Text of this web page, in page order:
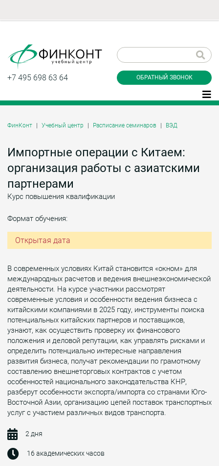
+7 495 698 63 64 ОБРАТНЫЙ ЗВОНОК
ФинКонт Учебный центр Расписание семинаров ВЭД
Импортные операции с Китаем:
организация работы с азиатскими
партнерами
Курс повышения квалификации
Формат обучения:
Открытая дата
В современных условиях Китай становится «окном» для
международных расчетов и ведения внешнеэкономической
деятельности. На курсе участники рассмотрят
современные условия и особенности ведения бизнеса с
китайскими компаниями в 2025 году, инструменты поиска
потенциальных китайских партнеров и поставщиков,
узнают, как осуществить проверку их финансового
положения и деловой репутации, как управлять рисками и
определить потенциально интересные направления
развития бизнеса, получат рекомендации по грамотному
составлению внешнеторговых контрактов с учетом
особенностей национального законодательства КНР,
разберут особенности экспорта/импорта со странами Юго-
Восточной Азии, организацию цепей поставок транспортных
услуг с участием различных видов транспорта.
2 дня
16 академических часов
звонок
политикой
конфиденциальности
Заказать